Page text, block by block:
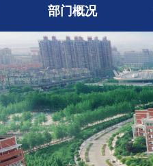
部门概况